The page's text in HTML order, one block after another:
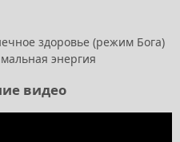
здоровье (режим Бога)
энергия
видео